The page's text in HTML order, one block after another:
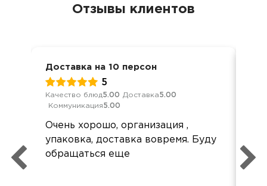
Отзывы клиентов
Доставка на 10 персон
5
Качество блюд5.00 Доставка5.00
Коммуникация5.00
Очень хорошо, организация ,
упаковка, доставка вовремя. Буду
обращаться еще